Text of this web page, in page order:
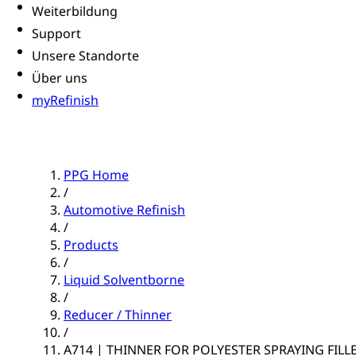
Weiterbildung
Support
Unsere Standorte
Über uns
myRefinish
PPG Home
/
Automotive Refinish
/
Products
/
Liquid Solventborne
/
Reducer / Thinner
/
A714 | THINNER FOR POLYESTER SPRAYING